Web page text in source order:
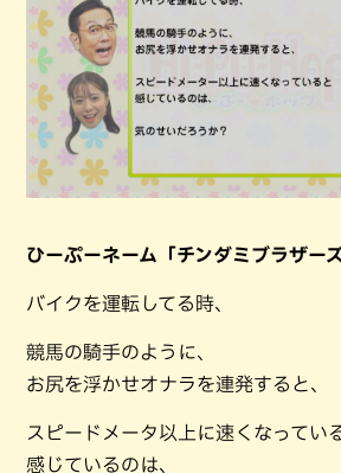
ひーぷーネーム「チンダミブラザー
バイクを運転してる時、
競馬の騎手のように、
お尻を浮かせオナラを連発すると、
スピードメータ以上に速くなってい
感じているのは、